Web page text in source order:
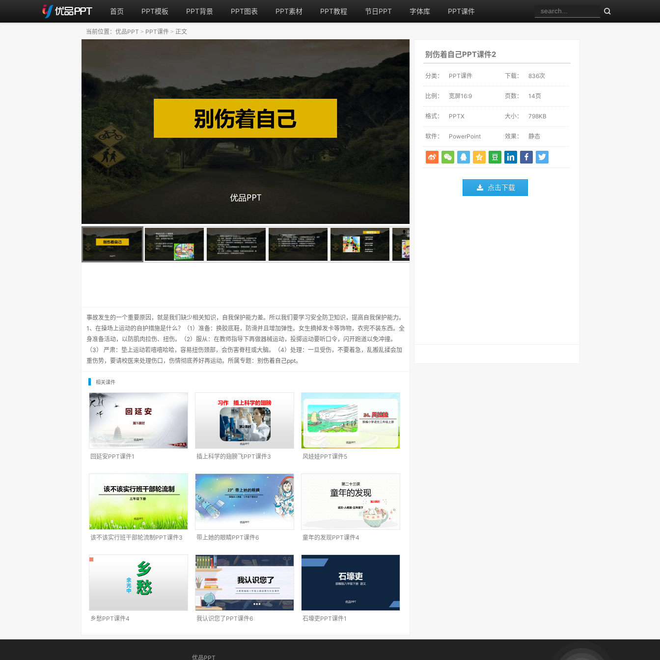
首页 PPT模板 PPT背景 PPT图表 PPT素材 PPT教程 节日PPT 字体库 PPT课件
别伤着自己PPT课件2
分类： PPT课件 下载： 836次
比例： 宽屏16:9 页数： 14页
格式： PPTX 大小： 798KB
软件： PowerPoint 效果： 静态
点击下载
事故发生的一个重要原因，就是我们缺少相关知识，自我保护能力差。所以我们要学习安全防卫知识，提高自我保护能力。
1、在操场上运动的自护措施是什么？（1）准备：换胶底鞋，防滑并且增加弹性。女生摘掉发卡等饰物，衣兜不装东西。全
身准备活动，以防肌肉拉伤、扭伤。（2）服从：在教师指导下再做器械运动，投掷运动要听口令，闪开跑道以免冲撞。
（3） 严肃：垫上运动若嘻嘻哈哈，容易扭伤颈部，会伤害脊柱或大脑。（4）处理：一旦受伤，不要着急，乱搬乱揉会加
重伤势，要请校医来处理伤口，伤情彻底养好再运动。所属专题： 别伤着自己ppt。
当前位置： 优品PPT > PPT课件 > 正文
相关课件
回延安PPT课件1 插上科学的翅膀飞PPT课件3 风娃娃PPT课件5
该不该实行班干部轮流制PPT课件3 带上她的眼睛PPT课件6 童年的发现PPT课件4
乡愁PPT课件4 我认识您了PPT课件6 石壕吏PPT课件1
优品PPT